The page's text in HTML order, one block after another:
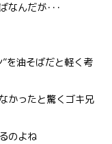
なんだが･･･
を油そばだと軽く考
かったと驚くゴキ兄
のよね